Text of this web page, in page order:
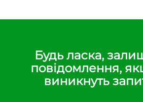
Будь ласка,
повідомлення,
виникнуть